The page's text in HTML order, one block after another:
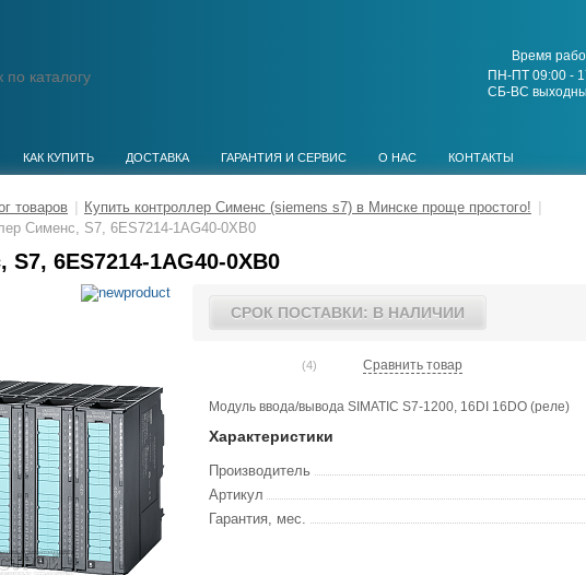
Время
ПН-ПТ 09:00 -
СБ-ВС
КАК КУПИТЬ ДОСТАВКА ГАРАНТИЯ И СЕРВИС О НАС КОНТАКТЫ
товаров Купить контроллер Сименс (siemens s7) в Минске проще простого!
Сименс, S7, 6ES7214-1AG40-0XB0
6ES7214-1AG40-0XB0
СРОК ПОСТАВКИ: В НАЛИЧИИ
(4) Сравнить товар
Модуль ввода/вывода SIMATIC S7-1200, 16DI 16DO (реле)
Характеристики
Производитель
Артикул
Гарантия, мес.